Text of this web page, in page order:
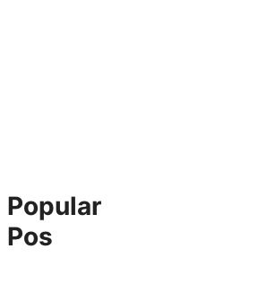
Popular
Pos